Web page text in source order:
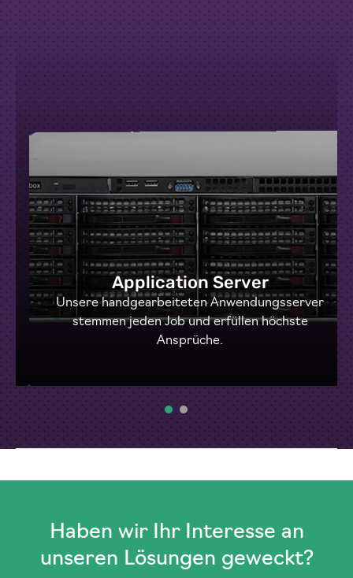
Application Server
Unsere handgearbeiteten Anwendungsserver
stemmen jeden Job und erfüllen höchste
Ansprüche.
Haben wir Ihr Interesse an
unseren Lösungen geweckt?